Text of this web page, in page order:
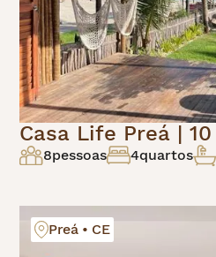
Casa Life Preá | 10
8pessoas 4quartos
Preá • CE